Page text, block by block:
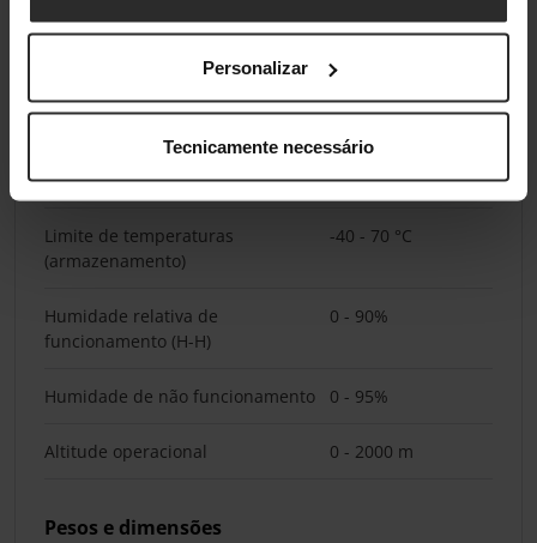
Personalizar
Tecnicamente necessário
Power over Ethernet (PoE) Não
Condições ambientais
Temperatura de funcionamento
(T-T)
0 - 40 °C
Limite de temperaturas
(armazenamento)
-40 - 70 °C
Humidade relativa de
funcionamento (H-H)
0 - 90%
Humidade de não funcionamento 0 - 95%
Altitude operacional 0 - 2000 m
Pesos e dimensões